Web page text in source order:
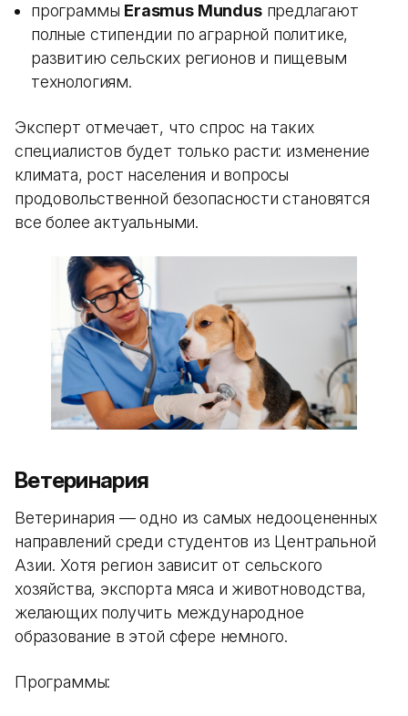
программы Erasmus Mundusпредлагают
полные стипендии по аграрной политике,
развитию сельских регионов и пищевым
технологиям.
Эксперт отмечает, что спрос на таких
специалистов будет только расти: изменение
климата, рост населения и вопросы
продовольственной безопасности становятся
все более актуальными.
Ветеринария
Ветеринария — одно из самых недооцененных
направлений среди студентов из Центральной
Азии. Хотя регион зависит от сельского
хозяйства, экспорта мяса и животноводства,
желающих получить международное
образование в этой сфере немного.
Программы: